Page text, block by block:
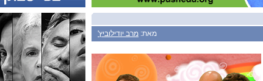
מאת: מרב יודילוביץ'